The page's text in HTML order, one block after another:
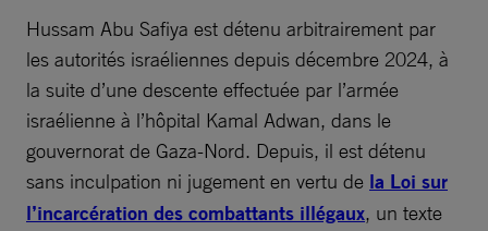
Hussam Abu Safiya est détenu arbitrairement par
les autorités israéliennes depuis décembre 2024, à
la suite d’une descente effectuée par l’armée
israélienne à l’hôpital Kamal Adwan, dans le
gouvernorat de Gaza-Nord. Depuis, il est détenu
sans inculpation ni jugement en vertu de la Loi sur
l’incarcération des combattants illégaux, un texte